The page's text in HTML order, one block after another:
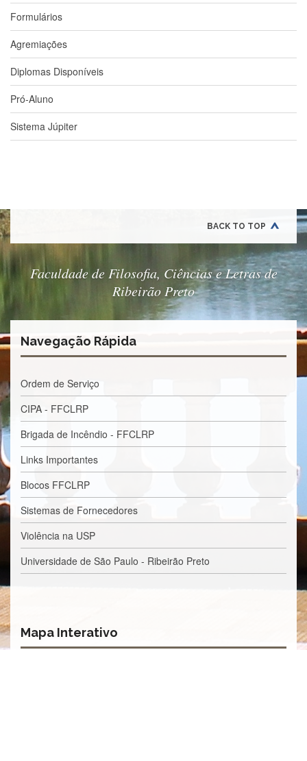
Disponíveis
Editais
Formulários
Histórico
Matrícula
Normas
-
Dissertações
Twitter
PESQUISA
Pesquisadores
Infraestrutura
Formulários
Notícias
Contato
E
Apresentação
Programas
e
Projetos
de
Ciências
da
Formulários
Agremiações
Diplomas Disponíveis
Pró-Aluno
Sistema Júpiter
BACK TO TOP
Faculdade de Filosofia, Ciências e Letras de
Ribeirão Preto
Navegação Rápida
Ordem de Serviço
CIPA - FFCLRP
Brigada de Incêndio - FFCLRP
Links Importantes
Blocos FFCLRP
Sistemas de Fornecedores
Violência na USP
Universidade de São Paulo - Ribeirão Preto
Mapa Interativo